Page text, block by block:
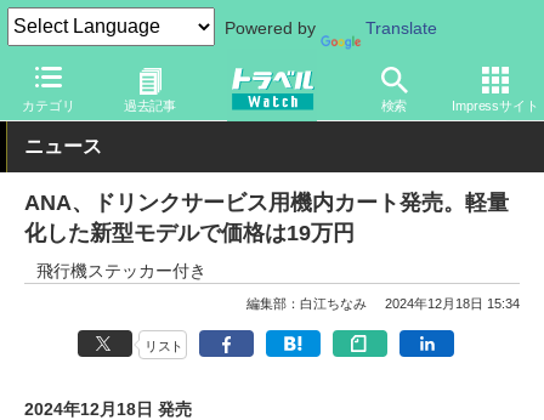
Powered by Translate
カテゴリ 過去記事 検索 Impressサイト
トラベル Watch 企業・政府・官庁 国内エアライン ANA
ニュース
ANA、ドリンクサービス用機内カート発売。軽量
化した新型モデルで価格は19万円
飛行機ステッカー付き
編集部：白江ちなみ 2024年12月18日 15:34
リスト
2024年12月18日 発売